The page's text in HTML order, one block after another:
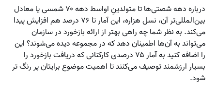
درباره دهه شصتی‌ها تا متولدینِ اواسط دهه ۷۰ شمسی یا معادل
بین‌المللی‌تر آن، نسل هزاره، این آمار تا ۷۶ درصد هم افزایش پیدا
می‌کند. به نظر شما چه راهی بهتر از ارائه بازخورد در سازمان
می‌تواند به آن‌ها اطمینان دهد که در مجموعه دیده می‌شوند؟ این
را اضافه کنید به آمار ۷۵ درصدی کارکنانی که دریافت بازخورد را
بسیار ارزشمند توصیف می‌کنند تا اهمیت موضوع برایتان پر رنگ تر
شود.